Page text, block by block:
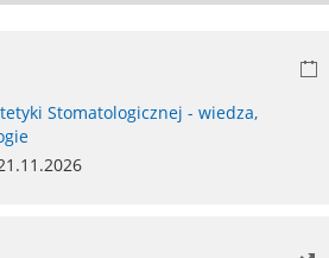
Stomatologicznej - wiedza,